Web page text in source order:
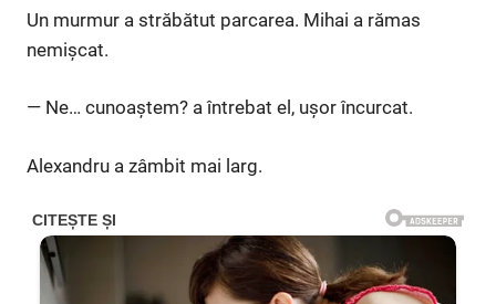
Un murmur a străbătut parcarea. Mihai a rămas
nemișcat.
— Ne… cunoaștem? a întrebat el, ușor încurcat.
Alexandru a zâmbit mai larg.